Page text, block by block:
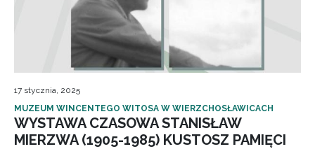
17 stycznia, 2025
MUZEUM WINCENTEGO WITOSA W WIERZCHOSŁAWICACH
WYSTAWA CZASOWA STANISŁAW
MIERZWA (1905-1985) KUSTOSZ PAMIĘCI